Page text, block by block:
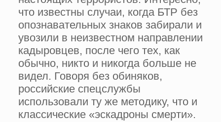
что известны случаи, когда БТР без
опознавательных знаков забирали и
увозили в неизвестном направлении
кадыровцев, после чего тех, как
обычно, никто и никогда больше не
видел. Говоря без обиняков,
российские спецслужбы
использовали ту же методику, что и
классические «эскадроны смерти».